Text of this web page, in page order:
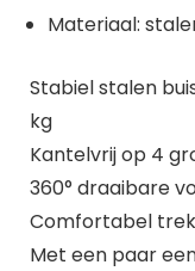
Materiaal:
Stabiel stalen
kg
Kantelvrij op 4
360° draaibare
Comfortabel
Met een paar